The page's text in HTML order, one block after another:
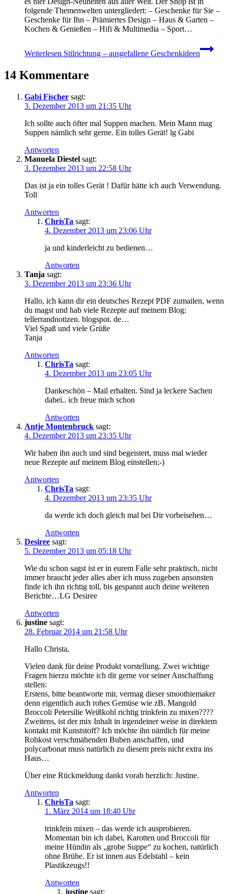
folgende Themenwelten untergliedert: – Geschenke für Sie –
Geschenke für Ihn – Prämiertes Design – Haus & Garten –
Kochen & Genießen – Hifi & Multimedia – Sport…
Weiterlesen Stilrichtung – ausgefallene Geschenkideen
14 Kommentare
Gabi Fischer sagt:
3. Dezember 2013 um 21:35 Uhr
Ich sollte auch öfter mal Suppen machen. Mein Mann mag
Suppen nämlich sehr gerne. Ein tolles Gerät! lg Gabi
Antworten
Manuela Diestel sagt:
3. Dezember 2013 um 22:58 Uhr
Das ist ja ein tolles Gerät ! Dafür hätte ich auch Verwendung.
Toll
Antworten
ChrisTa sagt:
4. Dezember 2013 um 23:06 Uhr
ja und kinderleicht zu bedienen…
Antworten
Tanja sagt:
3. Dezember 2013 um 23:36 Uhr
Hallo, ich kann dir ein deutsches Rezept PDF zumailen, wenn
du magst und hab viele Rezepte auf meinem Blog:
tellerrandnotizen. blogspot. de…
Viel Spaß und viele Grüße
Tanja
Antworten
ChrisTa sagt:
4. Dezember 2013 um 23:05 Uhr
Dankeschön – Mail erhalten. Sind ja leckere Sachen
dabei.. ich freue mich schon
Antworten
Antje Montenbruck sagt:
4. Dezember 2013 um 23:35 Uhr
Wir haben ihn auch und sind begeistert, muss mal wieder
neue Rezepte auf meinem Blog einstellen;-)
Antworten
ChrisTa sagt:
4. Dezember 2013 um 23:35 Uhr
da werde ich doch gleich mal bei Dir vorbeisehen…
Antworten
Desiree sagt:
5. Dezember 2013 um 05:18 Uhr
Wie du schon sagst ist er in eurem Falle sehr praktisch, nicht
immer braucht jeder alles aber ich muss zugeben ansonsten
finde ich ihn richtig toll, bis gespannt auch deine weiteren
Berichte…LG Desiree
Antworten
justine sagt:
28. Februar 2014 um 21:58 Uhr
Hallo Christa,
Vielen dank für deine Produkt vorstellung. Zwei wichtige
Fragen hierzu möchte ich dir gerne vor seiner Anschaffung
stellen:
Erstens, bitte beantworte mir, vermag dieser smoothiemaker
denn eigentlich auch rohes Gemüse wie zB. Mangold
Broccoli Petersilie Weißkohl richtig trinkfein zu mixen????
Zweitens, ist der mix Inhalt in irgendeiner weise in direktem
kontakt mit Kunststoff? Ich möchte ihn nämlich für meine
Rohkost verschmähenden Buben anschaffen, und
polycarbonat muss natürlich zu diesem preis nicht extra ins
Haus…
Über eine Rückmeldung dankt vorab herzlich: Justine.
Antworten
ChrisTa sagt:
1. März 2014 um 18:40 Uhr
trinkfein mixen – das werde ich ausprobieren.
Momentan bin ich dabei, Karotten und Broccoli für
meine Hündin als „grobe Suppe“ zu kochen, natürlich
ohne Brühe. Er ist innen aus Edelstahl – kein
Plastikzeugs!!
Antworten
justine sagt: